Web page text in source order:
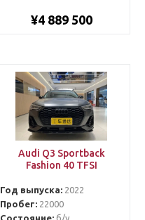
¥4 889 500
Audi Q3 Sportback
Fashion 40 TFSI
Год выпуска:2022
Пробег:22000
Состояние:б/у